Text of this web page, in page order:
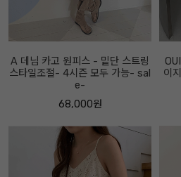
A 데님 카고 원피스 - 밑단 스트링
스타일조절- 4시즌 모두 가능- sal
e-
68,000원
이